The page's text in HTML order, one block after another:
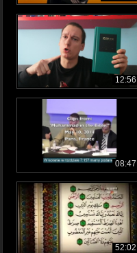
12:56
08:47
52:02